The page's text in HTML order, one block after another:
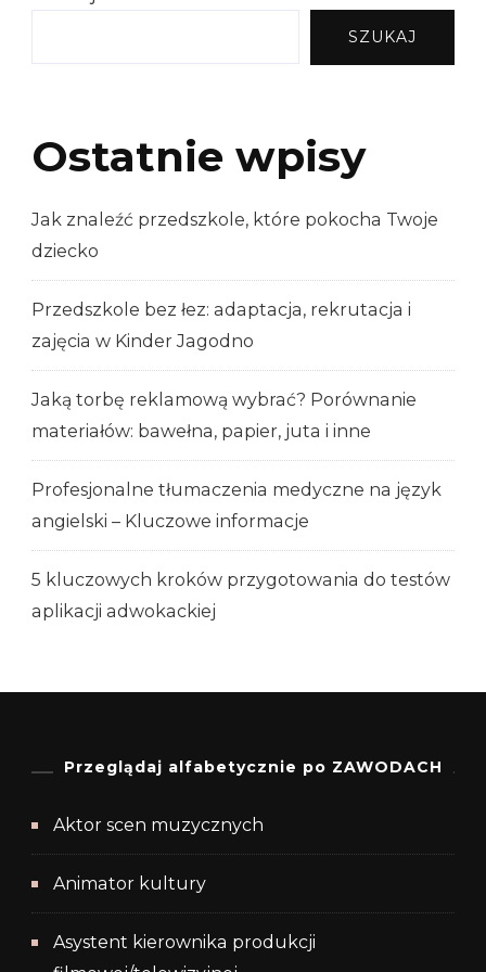
SZUKAJ
Ostatnie wpisy
Jak znaleźć przedszkole, które pokocha Twoje
dziecko
Przedszkole bez łez: adaptacja, rekrutacja i
zajęcia w Kinder Jagodno
Jaką torbę reklamową wybrać? Porównanie
materiałów: bawełna, papier, juta i inne
Profesjonalne tłumaczenia medyczne na język
angielski – Kluczowe informacje
5 kluczowych kroków przygotowania do testów
aplikacji adwokackiej
Przeglądaj alfabetycznie po ZAWODACH
Aktor scen muzycznych
Animator kultury
Asystent kierownika produkcji